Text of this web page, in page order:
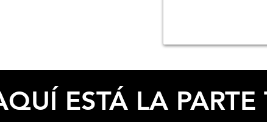
ESPECIFICACIONES
ESTÁ LA PARTE